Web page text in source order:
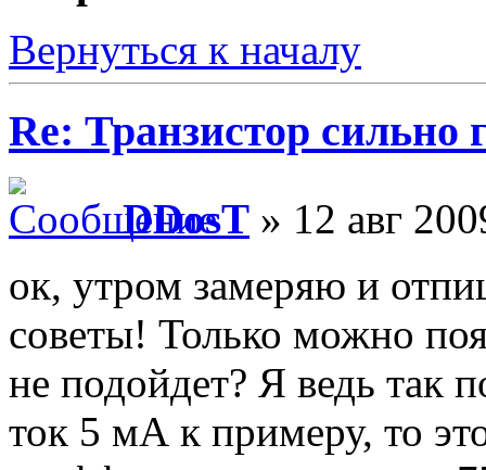
Вернуться к началу
Re: Транзистор сильно
DDosT » 12 авг
ок, утром замеряю и
советы! Только можно
не подойдет? Я ведь так
ток 5 мА к примеру, то